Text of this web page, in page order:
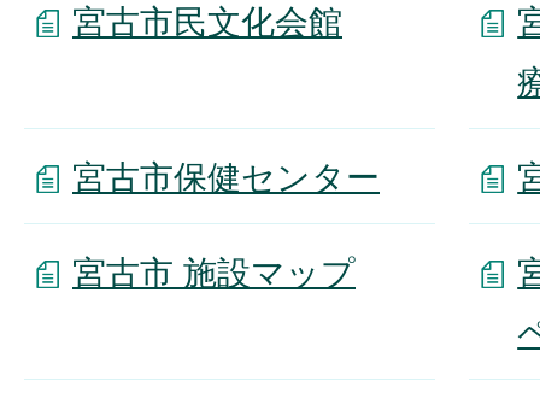
宮古市民文化会館
宮古市保健センター
宮古市 施設マップ